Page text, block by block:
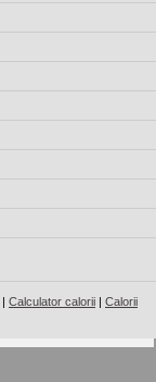
| Calculator calorii | Calorii